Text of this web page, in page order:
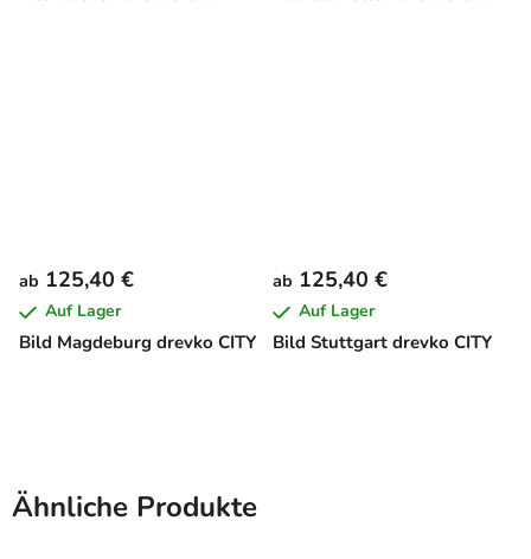
Bild Magdeburg drevko CITY
ab 125,40 €
Auf Lager
Bild Stuttgart drevko CITY
ab 125,40 €
Auf Lager
Ähnliche Produkte